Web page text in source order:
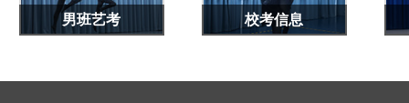
男班艺考 校考信息